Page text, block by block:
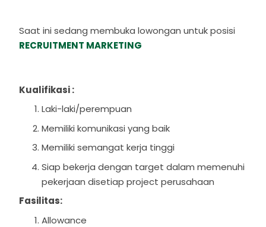
Saat ini sedang membuka lowongan untuk posisi
RECRUITMENT MARKETING
Kualifikasi :
Laki-laki/perempuan
Memiliki komunikasi yang baik
Memiliki semangat kerja tinggi
Siap bekerja dengan target dalam memenuhi
pekerjaan disetiap project perusahaan
Fasilitas:
Allowance